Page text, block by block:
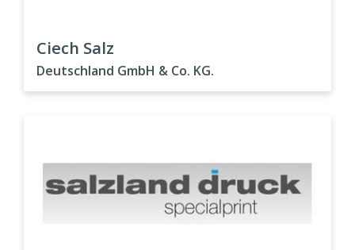
Ciech Salz
Deutschland GmbH & Co. KG.